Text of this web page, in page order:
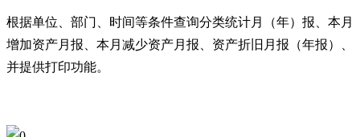
根据单位、部门、时间等条件查询分类统计月（年）报、本月
增加资产月报、本月减少资产月报、资产折旧月报（年报）、
并提供打印功能。